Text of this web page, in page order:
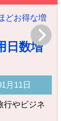
日数増
月11日
行やビジネ
Next